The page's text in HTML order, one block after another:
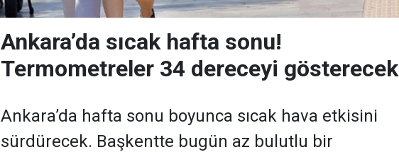
Ankara’da sıcak hafta sonu!
Termometreler 34 dereceyi gösterecek
Ankara’da hafta sonu boyunca sıcak hava etkisini
sürdürecek. Başkentte bugün az bulutlu bir